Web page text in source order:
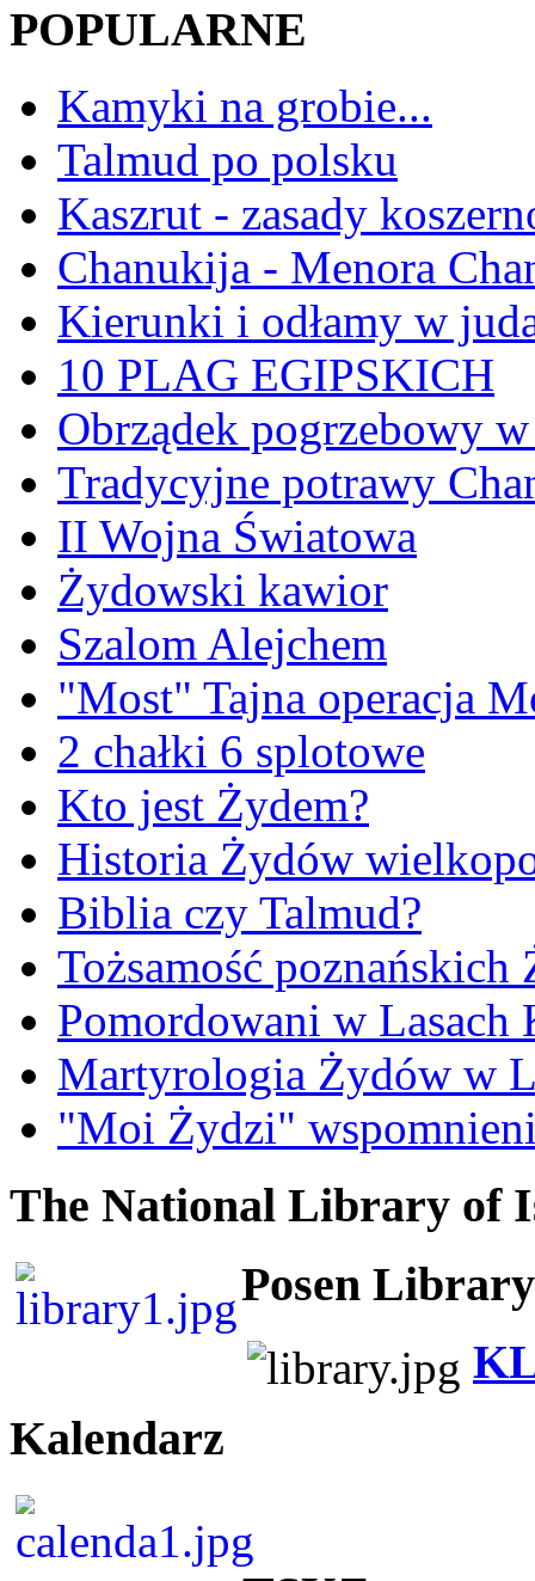
POPULARNE
Kamyki na grobie...
Talmud po polsku
Kaszrut - zasady
Chanukija - Menora
Kierunki i odłamy w
10 PLAG EGIPSKICH
Obrządek pogrzebowy
Tradycyjne potrawy
II Wojna Światowa
Żydowski kawior
Szalom Alejchem
"Most" Tajna operacja
2 chałki 6 splotowe
Kto jest Żydem?
Historia Żydów
Biblia czy Talmud?
Tożsamość poznańskich
Pomordowani w Lasach
Martyrologia Żydów w
"Moi Żydzi"
The National Library of
Posen Library
Kalendarz